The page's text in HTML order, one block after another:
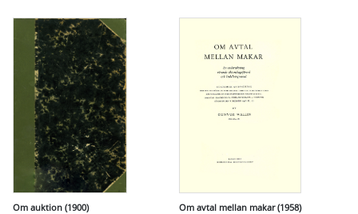
Om auktion (1900)
Om avtal mellan makar (1958)